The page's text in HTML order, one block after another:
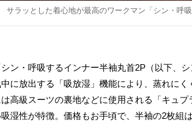
サラッとした着心地が最高のワークマン「シン・呼吸
ン・呼吸するインナー半袖丸首2P（以下、シ
に放出する「吸放湿」機能により、蒸れに
高級スーツの裏地などに使用される「キュ
湿性が特徴。価格もお手頃で、半袖の2枚組